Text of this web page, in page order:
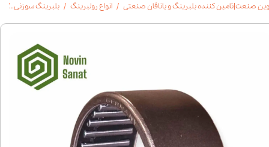
صنعت|تامین کننده بلبرینگ و یاتاقان صنعتی انواع رولبرینگ بلبرینگ سوزنی